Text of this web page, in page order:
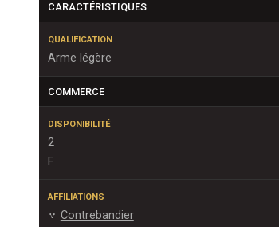
CARACTÉRISTIQUES
QUALIFICATION
Arme légère
COMMERCE
DISPONIBILITÉ
2
F
AFFILIATIONS
Contrebandier